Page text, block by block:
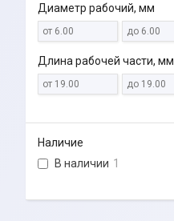
Диаметр рабочий, мм
Длина рабочей части, мм
Наличие
В наличии 1